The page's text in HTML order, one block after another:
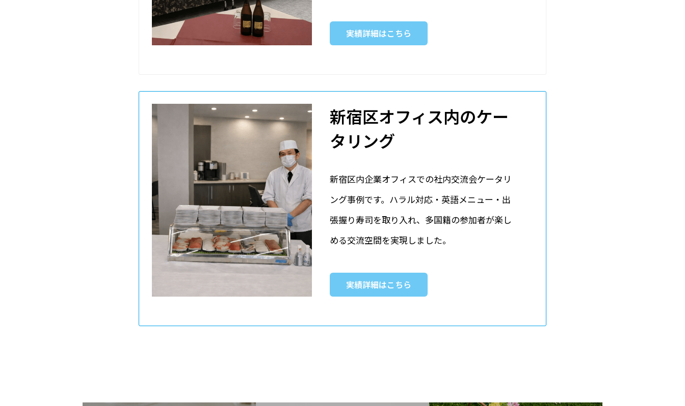
実績詳細はこちら
新宿区オフィス内のケー
タリング
新宿区内企業オフィスでの社内交流会ケータリ
ング事例です。ハラル対応・英語メニュー・出
張握り寿司を取り入れ、多国籍の参加者が楽し
める交流空間を実現しました。
実績詳細はこちら